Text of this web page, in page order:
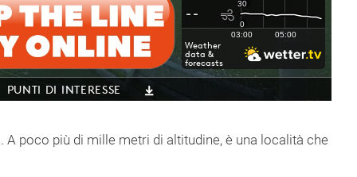
A poco più di mille metri di altitudine, è una località che